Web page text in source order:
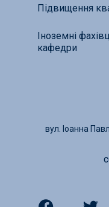
Підвищення
Іноземні
кафедри
вул. Іоанна